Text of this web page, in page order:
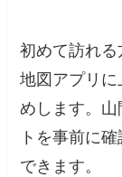
初めて訪れ
地図アプリ
めします。
トを事前に
できます。